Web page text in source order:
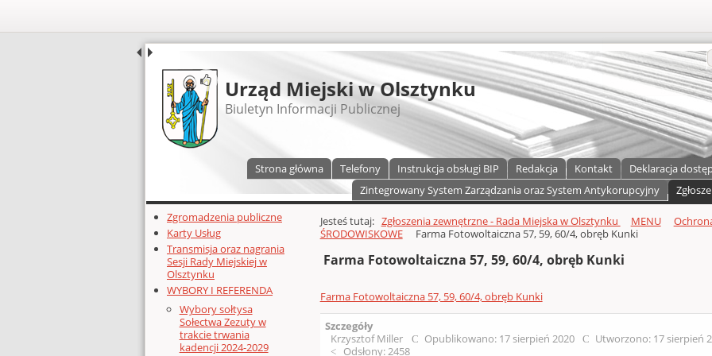
UDOSTĘPNIJ
Urząd Miejski w Olsztynku
Biuletyn Informacji Publicznej
Strona główna Telefony Instrukcja obsługi BIP Redakcja Kontakt Deklaracja
Zintegrowany System Zarządzania oraz System Antykorupcyjny
Dodatkowe zasoby (lewa kolumna)
Zgromadzenia publiczne
Karty Usług
Transmisja oraz nagrania
Sesji Rady Miejskiej w
Olsztynku
WYBORY I REFERENDA
Wybory sołtysa
Sołectwa Zezuty w
trakcie trwania
kadencji 2024-2029
Głównej zawartości
Jesteś tutaj: Zgłoszenia zewnętrzne - Rada Miejska w Olsztynku MENU
ŚRODOWISKOWE
Farma Fotowoltaiczna 57, 59, 60/4, obręb Kunki
Farma Fotowoltaiczna 57, 59, 60/4, obręb Kunki
Farma Fotowoltaiczna 57, 59, 60/4, obręb Kunki
Szczegóły
Krzysztof Miller
Opublikowano: 17 sierpień 2020 Utworzono: 17 sierpień
Odsłony: 2458